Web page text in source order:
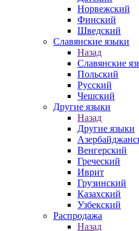
Норвежский
Финский
Шведский
Славянские языки
Назад
Славянские
Польский
Русский
Чешский
Другие языки
Назад
Другие языки
Венгерский
Греческий
Иврит
Грузинский
Казахский
Узбекский
Распродажа
Назад